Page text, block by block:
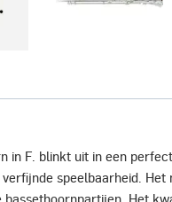
in F. blinkt uit in een
speelbaarheid. Het
Het